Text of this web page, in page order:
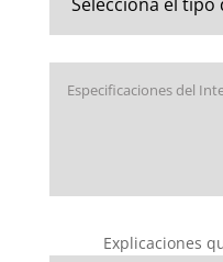
Explicaciones